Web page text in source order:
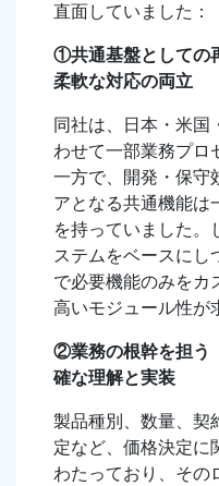
直面していました：
①共通基盤としての
柔軟な対応の両立
同社は、日本・米国
わせて一部業務プロ
一方で、開発・保守
アとなる共通機能は
を持っていました。
ステムをベースにし
で必要機能のみをカ
高いモジュール性が
②業務の根幹を担う
確な理解と実装
製品種別、数量、契
定など、価格決定に
わたっており、その